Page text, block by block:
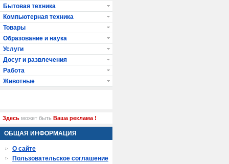
Бытовая техника
Компьютерная техника
Товары
Образование и наука
Услуги
Досуг и развлечения
Работа
Животные
Здесь может быть Ваша реклама !
ОБЩАЯ ИНФОРМАЦИЯ
О сайте
Пользовательское соглашение